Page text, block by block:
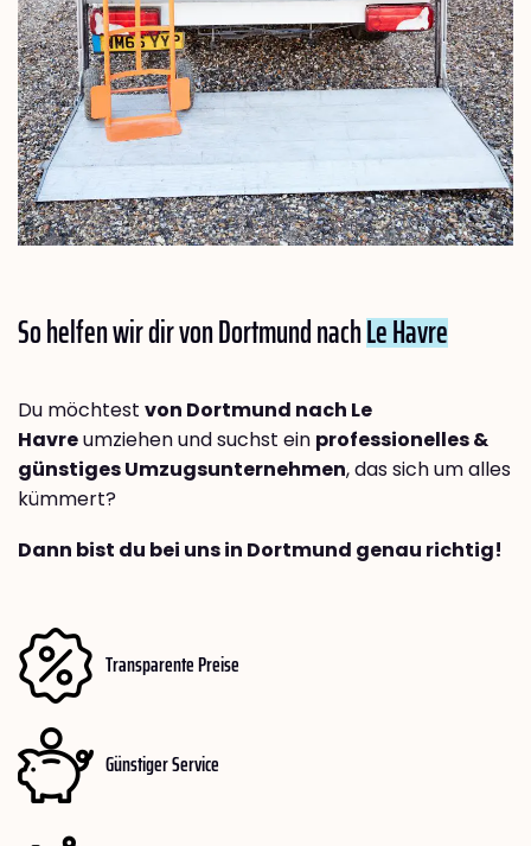
So helfen wir dir von Dortmund nachLe Havre
Du möchtest von Dortmund nach Le
Havreumziehen und suchst ein professionelles &
günstiges Umzugsunternehmen, das sich um alles
kümmert?
Dann bist du bei uns in Dortmund genau richtig!
Transparente Preise
Günstiger Service